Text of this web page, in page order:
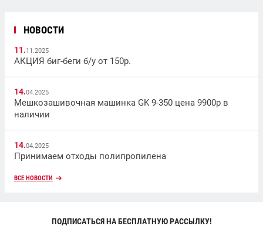
НОВОСТИ
11.11.2025
АКЦИЯ биг-беги б/у от 150р.
14.04.2025
Мешкозашивочная машинка GK 9-350 цена 9900р в
наличии
14.04.2025
Принимаем отходы полипропилена
ВСЕ НОВОСТИ
ПОДПИСАТЬСЯ НА БЕСПЛАТНУЮ РАССЫЛКУ!